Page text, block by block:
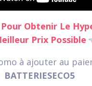
Obtenir Le
Prix Possible
à ajouter au
BATTERIESECO5